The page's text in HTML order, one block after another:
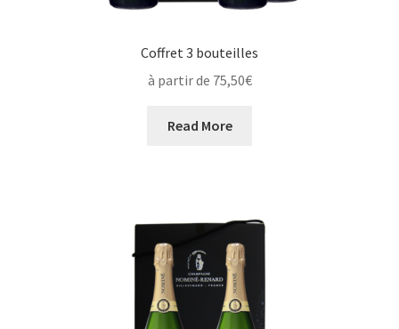
Coffret 3 bouteilles
à partir de 75,50€
Read More